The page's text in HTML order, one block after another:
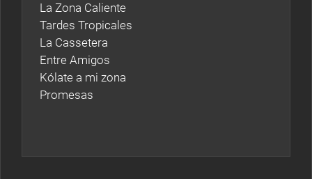
La Zona Caliente
Tardes Tropicales
La Cassetera
Entre Amigos
Kólate a mi zona
Promesas